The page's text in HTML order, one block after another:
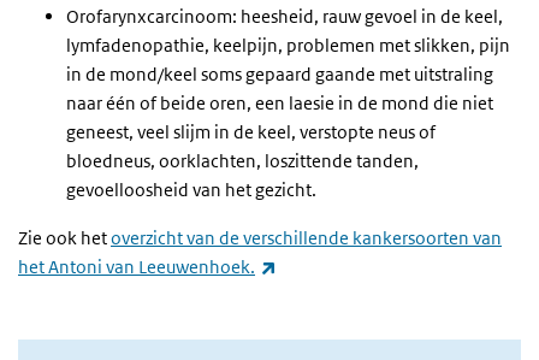
Orofarynxcarcinoom: heesheid, rauw gevoel in de keel,
lymfadenopathie, keelpijn, problemen met slikken, pijn
in de mond/keel soms gepaard gaande met uitstraling
naar één of beide oren, een laesie in de mond die niet
geneest, veel slijm in de keel, verstopte neus of
bloedneus, oorklachten, loszittende tanden,
gevoelloosheid van het gezicht.
Zie ook hetoverzicht van de verschillende kankersoorten van
het Antoni van Leeuwenhoek.